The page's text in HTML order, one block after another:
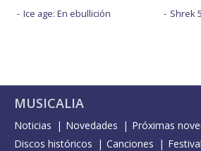
Ice age: En ebullición
Shrek 5
MUSICALIA
Noticias Novedades
Próximas
Discos históricos
Canciones